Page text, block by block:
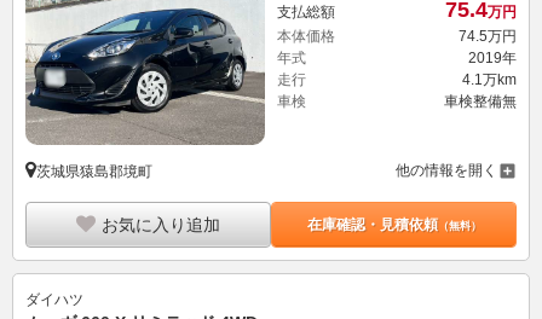
走行
4.1万km
車検
車検整備無
茨城県猿島郡境町 他の情報を開く
お気に入り追加 在庫確認・見積依頼（無料）
ムーヴ 660 X リミテッド 4WD